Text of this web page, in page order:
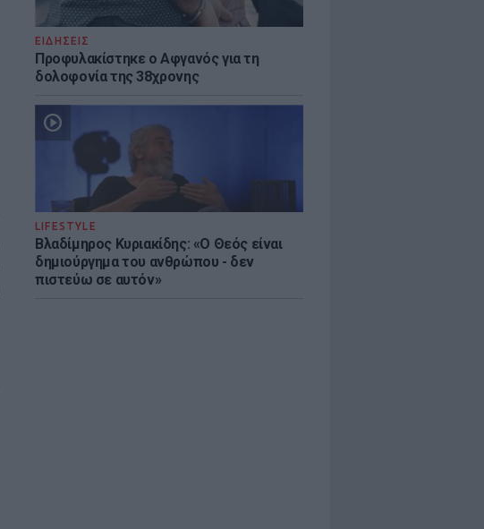
ΕΙΔΗΣΕΙΣ
Προφυλακίστηκε ο Αφγανός για τη
δολοφονία της 38χρονης
LIFESTYLE
Βλαδίμηρος Κυριακίδης: «Ο Θεός είναι
δημιούργημα του ανθρώπου - δεν
πιστεύω σε αυτόν»